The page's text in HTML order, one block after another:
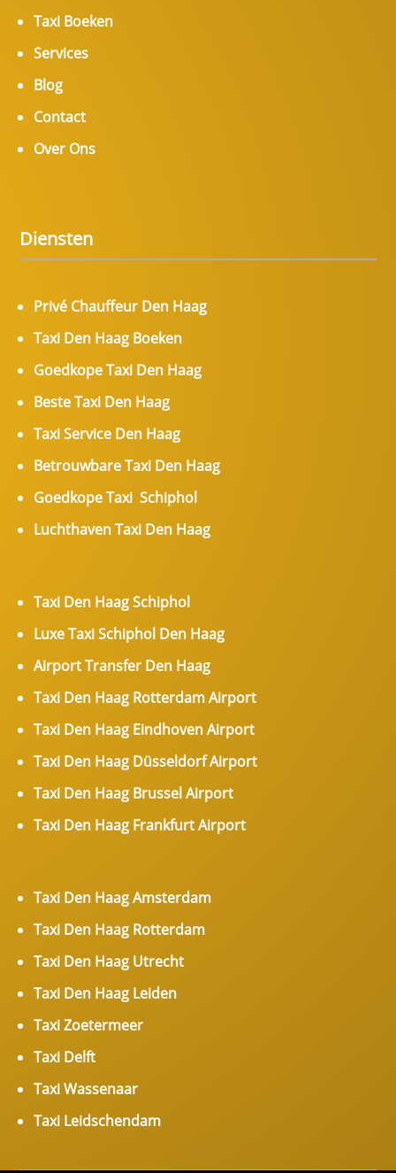
Taxi Boeken
Services
Blog
Contact
Over Ons
Diensten
Privé Chauffeur Den Haag
Taxi Den Haag Boeken
Goedkope Taxi Den Haag
Beste Taxi Den Haag
Taxi Service Den Haag
Betrouwbare Taxi Den Haag
Goedkope Taxi Schiphol
Luchthaven Taxi Den Haag
Taxi Den Haag Schiphol
Luxe Taxi Schiphol Den Haag
Airport Transfer Den Haag
Taxi Den Haag Rotterdam Airport
Taxi Den Haag Eindhoven Airport
Taxi Den Haag Düsseldorf Airport
Taxi Den Haag Brussel Airport
Taxi Den Haag Frankfurt Airport
Taxi Den Haag Amsterdam
Taxi Den Haag Rotterdam
Taxi Den Haag Utrecht
Taxi Den Haag Leiden
Taxi Zoetermeer
Taxi Delft
Taxi Wassenaar
Taxi Leidschendam